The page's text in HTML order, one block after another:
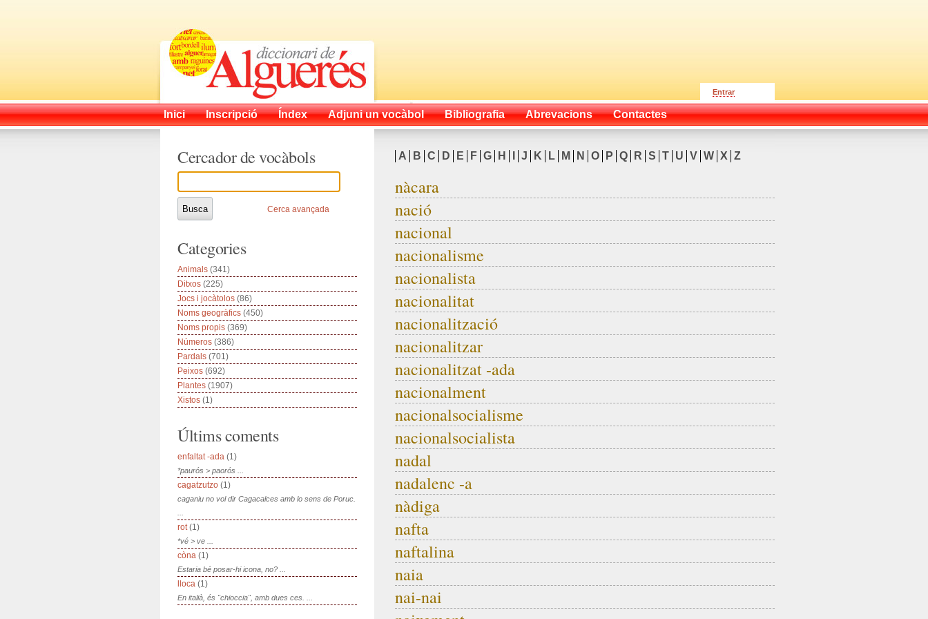
Entrar
Inici Inscripció Índex Adjuni un vocàbol Bibliografia Abrevacions Contactes
A B C D E F G H J K L M N O P Q R S T U V W X Z
nàcara
nació
nacional
nacionalisme
nacionalista
nacionalitat
nacionalització
nacionalitzar
nacionalitzat -ada
nacionalment
nacionalsocialisme
nacionalsocialista
nadal
nadalenc -a
nàdiga
nafta
naftalina
naia
nai-nai
Cercador de vocàbols
Cerca avançada
Categories
Animals (341)
Ditxos (225)
Jocs i jocàtolos (86)
Noms geogràfics (450)
Noms propis (369)
Números (386)
Pardals (701)
Peixos (692)
Plantes (1907)
Xistos (1)
Últims coments
enfaltat -ada (1)
*paurós > paorós ...
cagatzutzo (1)
caganiu no vol dir Cagacalces amb lo sens de Poruc.
rot(1)
*vé > ve ...
còna (1)
Estaria bé posar-hi icona, no? ...
lloca (1)
En italià, és "chioccia", amb dues ces. ...